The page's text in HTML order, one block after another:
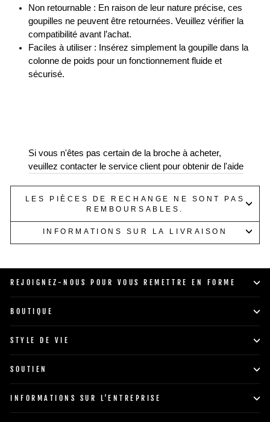
Non retournable : En raison de leur nature précise, ces
goupilles ne peuvent être retournées. Veuillez vérifier la
compatibilité avant l’achat.
Faciles à utiliser : Insérez simplement la goupille dans la
colonne de poids pour un fonctionnement fluide et
sécurisé.
Si vous n'êtes pas certain de la broche à acheter,
veuillez contacter le service client pour obtenir de l'aide
LES PIÈCES DE RECHANGE NE SONT PAS
REMBOURSABLES.
INFORMATIONS SUR LA LIVRAISON
REJOIGNEZ-NOUS POUR VOUS REMETTRE EN FORME
BOUTIQUE
STYLE DE VIE
SOUTIEN
INFORMATIONS SUR L'ENTREPRISE